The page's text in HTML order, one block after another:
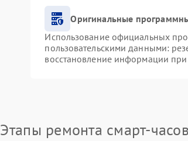
Оригинальные
Использование официальных
пользовательскими данными:
восстановление информации
Этапы ремонта смарт-